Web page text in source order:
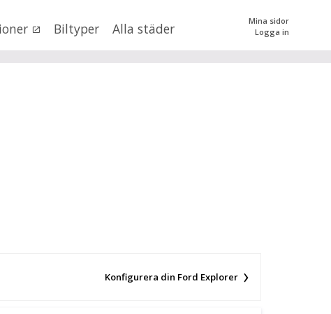
Biltyper Alla städer
Mina sidor
Logga in
0 kr tillmer än 500000
Konfigurera din Ford Explorer